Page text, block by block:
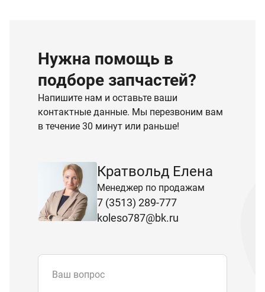
Нужна помощь в
подборе запчастей?
Напишите нам и оставьте ваши
контактные данные. Мы перезвоним вам
в течение 30 минут или раньше!
Кратвольд Елена
Менеджер по продажам
7 (3513) 289-777
koleso787@bk.ru
Ваш вопрос